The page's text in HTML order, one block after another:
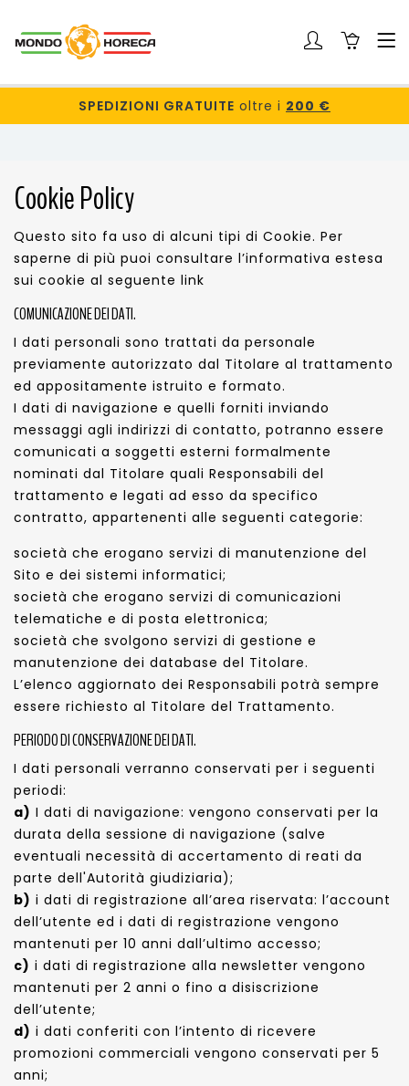
SPEDIZIONI GRATUITE oltre i 200 €
Cookie Policy
Questo sito fa uso di alcuni tipi di Cookie. Per
saperne di più puoi consultare l’informativa estesa
sui cookie al seguente link
COMUNICAZIONE DEI DATI.
I dati personali sono trattati da personale
previamente autorizzato dal Titolare al trattamento
ed appositamente istruito e formato.
I dati di navigazione e quelli forniti inviando
messaggi agli indirizzi di contatto, potranno essere
comunicati a soggetti esterni formalmente
nominati dal Titolare quali Responsabili del
trattamento e legati ad esso da specifico
contratto, appartenenti alle seguenti categorie:
società che erogano servizi di manutenzione del
Sito e dei sistemi informatici;
società che erogano servizi di comunicazioni
telematiche e di posta elettronica;
società che svolgono servizi di gestione e
manutenzione dei database del Titolare.
L’elenco aggiornato dei Responsabili potrà sempre
essere richiesto al Titolare del Trattamento.
PERIODO DI CONSERVAZIONE DEI DATI.
I dati personali verranno conservati per i seguenti
periodi:
a) I dati di navigazione: vengono conservati per la
durata della sessione di navigazione (salve
eventuali necessità di accertamento di reati da
parte dell'Autorità giudiziaria);
b) i dati di registrazione all’area riservata: l’account
dell’utente ed i dati di registrazione vengono
mantenuti per 10 anni dall’ultimo accesso;
c) i dati di registrazione alla newsletter vengono
mantenuti per 2 anni o fino a disiscrizione
dell’utente;
d) i dati conferiti con l’intento di ricevere
promozioni commerciali vengono conservati per 5
anni;